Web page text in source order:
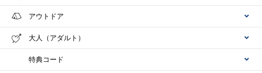
アウトドア
大人（アダルト）
特典コード